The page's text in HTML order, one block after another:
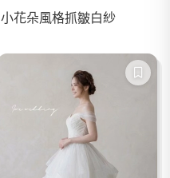
小花朵風格抓皺白紗